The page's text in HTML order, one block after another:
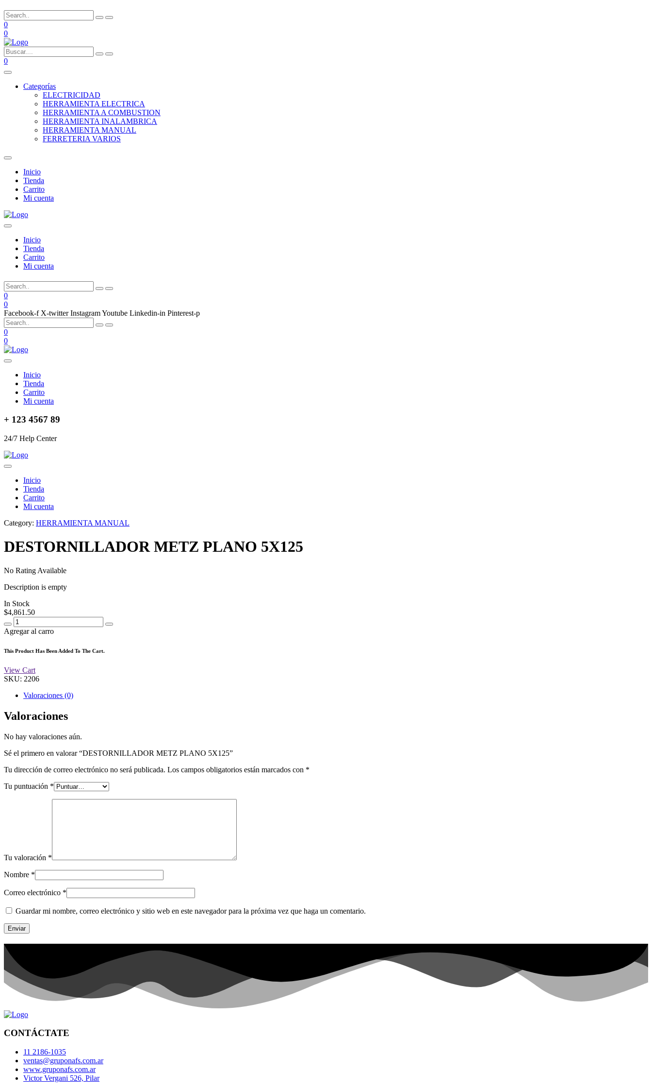
0
0
0
Categorías
ELECTRICIDAD
HERRAMIENTA ELECTRICA
HERRAMIENTA A COMBUSTION
HERRAMIENTA INALAMBRICA
HERRAMIENTA MANUAL
FERRETERIA VARIOS
Inicio
Tienda
Carrito
Mi cuenta
Inicio
Tienda
Carrito
Mi cuenta
0
0
Facebook-f X-twitter InstagramYoutube Linkedin-in Pinterest-p
0
0
Inicio
Tienda
Carrito
Mi cuenta
+ 123 4567 89
24/7 Help Center
Inicio
Tienda
Carrito
Mi cuenta
Category: HERRAMIENTA MANUAL
DESTORNILLADOR METZ PLANO 5X125
No Rating Available
Description is empty
In Stock
$4,861.50
Agregar al carro
This Product Has Been Added To The Cart.
View Cart
SKU: 2206
Valoraciones (0)
Valoraciones
No hay valoraciones aún.
Sé el primero en valorar “DESTORNILLADOR METZ PLANO 5X125”
Tu dirección de correo electrónico no será publicada. Los campos obligatorios están marcados con *
Tu puntuación *
Tu valoración *
Nombre *
Correo electrónico *
Guardar mi nombre, correo electrónico y sitio web en este navegador para la próxima vez que haga un comentario.
CONTÁCTATE
11 2186-1035
ventas@gruponafs.com.ar
www.gruponafs.com.ar
Victor Vergani 526, Pilar